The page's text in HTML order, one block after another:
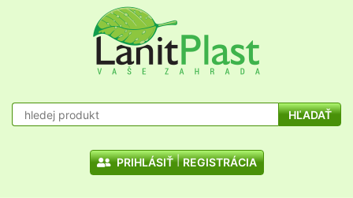
HĽADAŤ
PRIHLÁSIŤ REGISTRÁCIA